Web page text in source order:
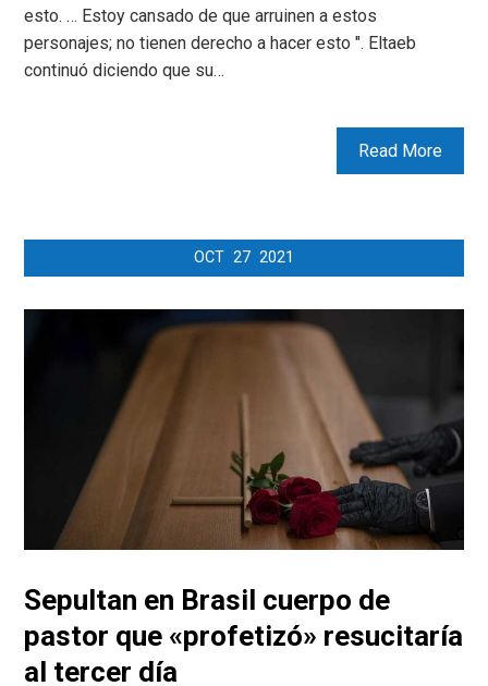
esto. … Estoy cansado de que arruinen a estos
personajes; no tienen derecho a hacer esto ". Eltaeb
continuó diciendo que su…
Read More
OCT 27 2021
Sepultan en Brasil cuerpo de
pastor que «profetizó» resucitaría
al tercer día